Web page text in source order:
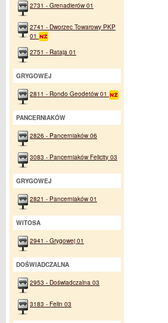
2731 - Grenadierów 01
2741 - Dworzec Towarowy PKP
01
2751 - Rataja 01
GRYGOWEJ
2811 - Rondo Geodetów 01
PANCERNIAKÓW
2826 - Pancerniaków 06
3083 - Pancerniaków Felicity 03
GRYGOWEJ
2821 - Pancerniaków 01
WITOSA
2941 - Grygowej 01
DOŚWIADCZALNA
2953 - Doświadczalna 03
3183 - Felin 03